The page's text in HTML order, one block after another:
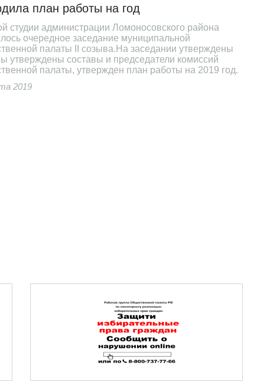
план работы на год
студии администрации Ломоносовского района
очередное заседание муниципальной
палаты II созыва.На заседании утверждены
утверждены составы и председатели комиссий
палаты, утвержден план работы на 2019 год.
2019
района утвердила план работы на год